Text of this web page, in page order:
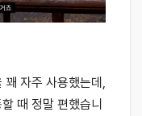
꽤 자주 사용했는데,
때 정말 편했습니